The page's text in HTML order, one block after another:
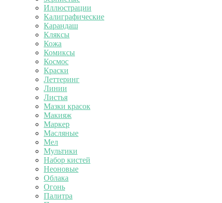
Иллюстрации
Калиграфические
Карандаш
Кляксы
Кожа
Комиксы
Космос
Краски
Леттеринг
Линии
Листья
Мазки красок
Макияж
Маркер
Масляные
Мел
Мультики
Набор кистей
Неоновые
Облака
Огонь
Палитра